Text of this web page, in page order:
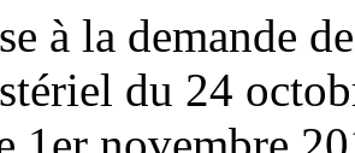
à la demande
du 24